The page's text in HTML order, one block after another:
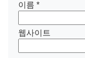
이름 *
웹사이트